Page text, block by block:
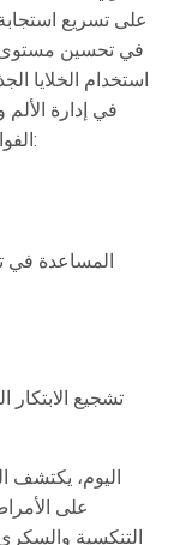
على تسريع
في تحسين مستوى
استخدام الخلايا
في إدارة
الفوائد للعلاج بالخلايا الجذعية على النحو التالي:
المساعدة في
تشجيع
اليوم، يكتشف
على
التنكسية